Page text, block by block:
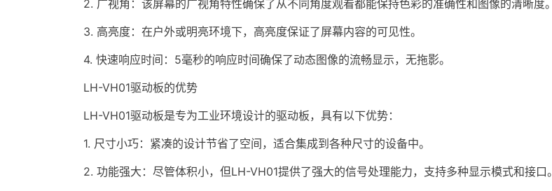
2. 广视角：该屏幕的广视角特性确保了从不同角度观看都能保持色彩的准确性和图像的清晰度。
3. 高亮度：在户外或明亮环境下，高亮度保证了屏幕内容的可见性。
4. 快速响应时间：5毫秒的响应时间确保了动态图像的流畅显示，无拖影。
LH-VH01驱动板的优势
LH-VH01驱动板是专为工业环境设计的驱动板，具有以下优势：
1. 尺寸小巧：紧凑的设计节省了空间，适合集成到各种尺寸的设备中。
2. 功能强大：尽管体积小，但LH-VH01提供了强大的信号处理能力，支持多种显示模式和接口。